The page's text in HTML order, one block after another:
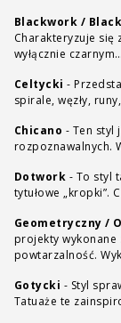
Blackwork /
Charakteryzuje się
wyłącznie czarnym…
Celtycki -
spirale, węzły,
Chicano - Ten styl
rozpoznawalnych.
Dotwork - To styl
tytułowe „kropki”.
Geometryczny /
projekty wykonane
powtarzalność.
Gotycki - Styl
Tatuaże te